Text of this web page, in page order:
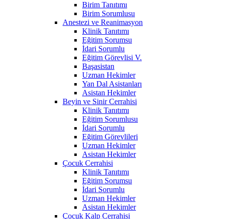
Birim Tanıtımı
Birim Sorumlusu
Anestezi ve Reanimasyon
Klinik Tanıtımı
Eğitim Sorumsu
İdari Sorumlu
Eğitim Görevlisi V.
Başasistan
Uzman Hekimler
Yan Dal Asistanları
Asistan Hekimler
Beyin ve Sinir Cerrahisi
Klinik Tanıtımı
Eğitim Sorumlusu
İdari Sorumlu
Eğitim Görevlileri
Uzman Hekimler
Asistan Hekimler
Çocuk Cerrahisi
Klinik Tanıtımı
Eğitim Sorumsu
İdari Sorumlu
Uzman Hekimler
Asistan Hekimler
Çocuk Kalp Cerrahisi